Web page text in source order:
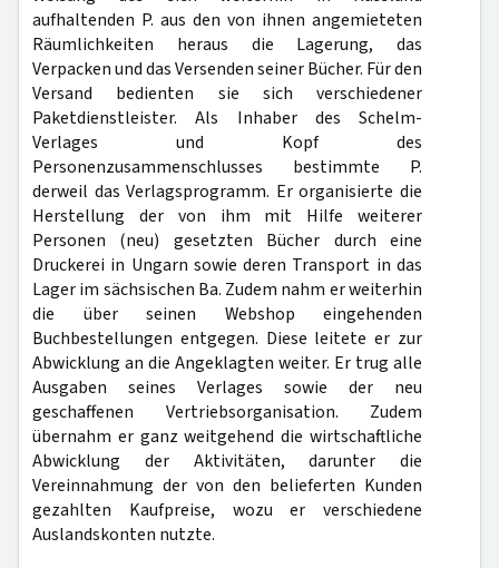
aufhaltenden P. aus den von ihnen angemieteten
Räumlichkeiten heraus die Lagerung, das
Verpacken und das Versenden seiner Bücher. Für den
Versand bedienten sie sich verschiedener
Paketdienstleister. Als Inhaber des Schelm-
Verlages und Kopf des
Personenzusammenschlusses bestimmte P.
derweil das Verlagsprogramm. Er organisierte die
Herstellung der von ihm mit Hilfe weiterer
Personen (neu) gesetzten Bücher durch eine
Druckerei in Ungarn sowie deren Transport in das
Lager im sächsischen Ba. Zudem nahm er weiterhin
die über seinen Webshop eingehenden
Buchbestellungen entgegen. Diese leitete er zur
Abwicklung an die Angeklagten weiter. Er trug alle
Ausgaben seines Verlages sowie der neu
geschaffenen Vertriebsorganisation. Zudem
übernahm er ganz weitgehend die wirtschaftliche
Abwicklung der Aktivitäten, darunter die
Vereinnahmung der von den belieferten Kunden
gezahlten Kaufpreise, wozu er verschiedene
Auslandskonten nutzte.